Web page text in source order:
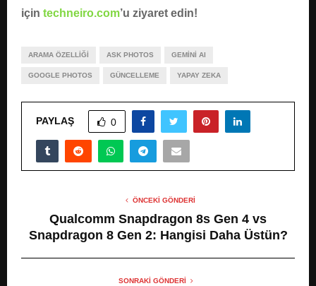
için techneiro.com’u ziyaret edin!
ARAMA ÖZELLIĞI ASK PHOTOS GEMINI AI
GOOGLE PHOTOS GÜNCELLEME YAPAY ZEKA
PAYLAŞ 0
ÖNCEKI GÖNDERI
Qualcomm Snapdragon 8s Gen 4 vs
Snapdragon 8 Gen 2: Hangisi Daha Üstün?
SONRAKI GÖNDERI